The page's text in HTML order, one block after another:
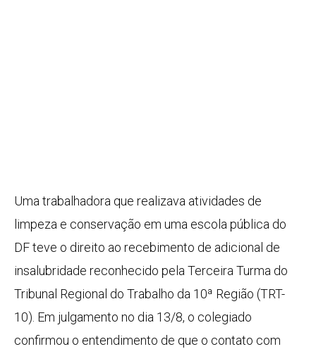
Uma trabalhadora que realizava atividades de
limpeza e conservação em uma escola pública do
DF teve o direito ao recebimento de adicional de
insalubridade reconhecido pela Terceira Turma do
Tribunal Regional do Trabalho da 10ª Região (TRT-
10). Em julgamento no dia 13/8, o colegiado
confirmou o entendimento de que o contato com